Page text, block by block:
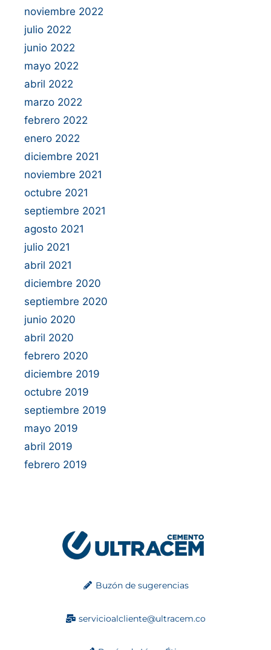
noviembre 2022
julio 2022
junio 2022
mayo 2022
abril 2022
marzo 2022
febrero 2022
enero 2022
diciembre 2021
noviembre 2021
octubre 2021
septiembre 2021
agosto 2021
julio 2021
abril 2021
diciembre 2020
septiembre 2020
junio 2020
abril 2020
febrero 2020
diciembre 2019
octubre 2019
septiembre 2019
mayo 2019
abril 2019
febrero 2019
Buzón de sugerencias
servicioalcliente@ultracem.co